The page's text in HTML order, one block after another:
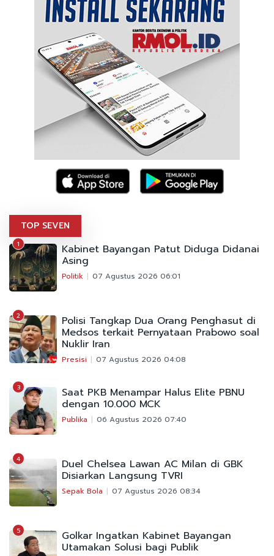
TOP SEVEN
1 Kabinet Bayangan Patut Diduga Didanai
Asing
Politik 07 Agustus 2026 06:01
2 Polisi Tangkap Dua Orang Penghasut di
Medsos terkait Pernyataan Prabowo soal
Nuklir Iran
Presisi 07 Agustus 2026 04:08
3 Saat PKB Menampar Halus Elite PBNU
dengan 10.000 MCK
Publika 06 Agustus 2026 07:40
4 Duel Chelsea Lawan AC Milan di GBK
Disiarkan Langsung TVRI
Sepak Bola 07 Agustus 2026 08:34
5 Golkar Ingatkan Kabinet Bayangan
Utamakan Solusi bagi Publik